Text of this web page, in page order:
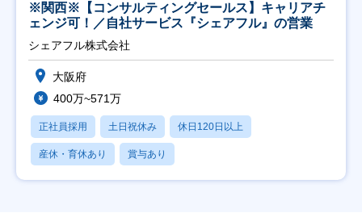
※関西※【コンサルティングセールス】キャリアチ
ェンジ可！／自社サービス『シェアフル』の営業
シェアフル株式会社
大阪府
400万~571万
正社員採用 土日祝休み 休日120日以上
産休・育休あり 賞与あり